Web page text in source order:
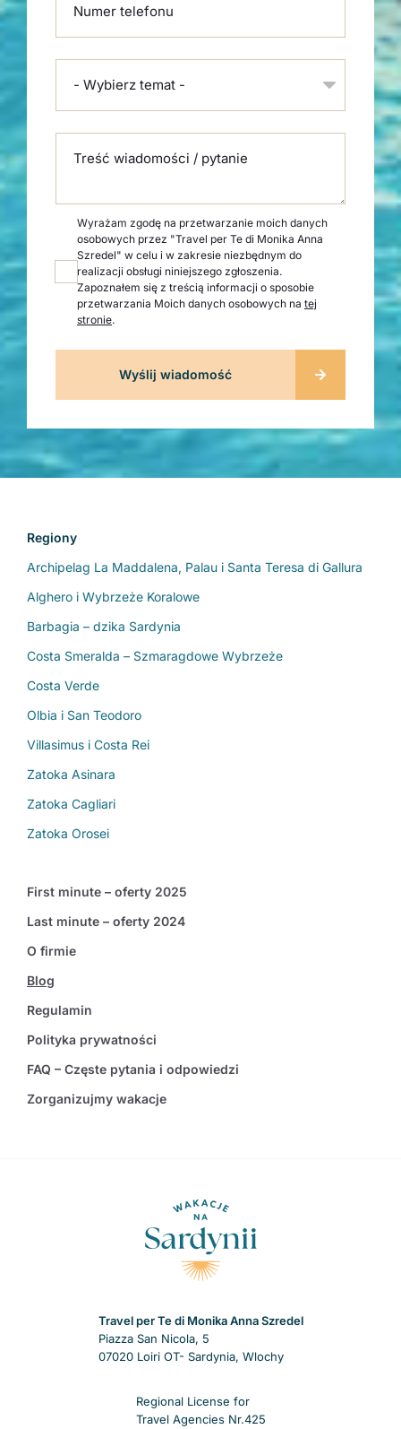
Numer telefonu
- Wybierz temat -
Treść wiadomości / pytanie
Wyrażam zgodę na przetwarzanie moich danych
osobowych przez "Travel per Te di Monika Anna
Szredel" w celu i w zakresie niezbędnym do
realizacji obsługi niniejszego zgłoszenia.
Zapoznałem się z treścią informacji o sposobie
przetwarzania Moich danych osobowych na tej
stronie.
Regiony
Archipelag La Maddalena, Palau i Santa Teresa di Gallura
Alghero i Wybrzeże Koralowe
Barbagia – dzika Sardynia
Costa Smeralda – Szmaragdowe Wybrzeże
Costa Verde
Olbia i San Teodoro
Villasimus i Costa Rei
Zatoka Asinara
Zatoka Cagliari
Zatoka Orosei
First minute – oferty 2025
Last minute – oferty 2024
O firmie
Blog
Regulamin
Polityka prywatności
FAQ – Częste pytania i odpowiedzi
Zorganizujmy wakacje
Travel per Te di Monika Anna Szredel
Piazza San Nicola, 5
07020 Loiri OT- Sardynia, Wlochy
Regional License for
Travel Agencies Nr.425